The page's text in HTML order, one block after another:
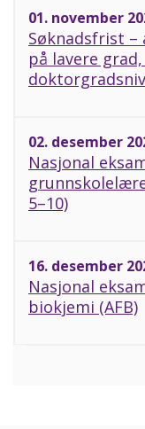
01. november
Søknadsfrist
på lavere
02. desember
Nasjonal
5–10)
16. desember
Nasjonal
biokjemi (AFB)